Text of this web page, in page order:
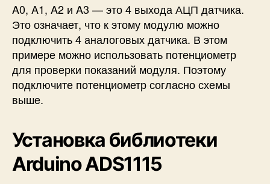
A0, A1, A2 и A3 — это 4 выхода АЦП датчика.
Это означает, что к этому модулю можно
подключить 4 аналоговых датчика. В этом
примере можно использовать потенциометр
для проверки показаний модуля. Поэтому
подключите потенциометр согласно схемы
выше.
Установка библиотеки
Arduino ADS1115